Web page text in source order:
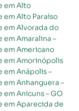
em Anicuns – GO